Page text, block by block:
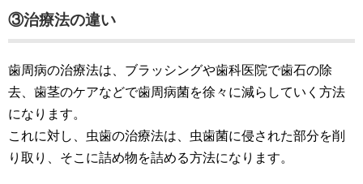
③治療法の違い
歯周病の治療法は、ブラッシングや歯科医院で歯石の除
去、歯茎のケアなどで歯周病菌を徐々に減らしていく方法
になります。
これに対し、虫歯の治療法は、虫歯菌に侵された部分を削
り取り、そこに詰め物を詰める方法になります。